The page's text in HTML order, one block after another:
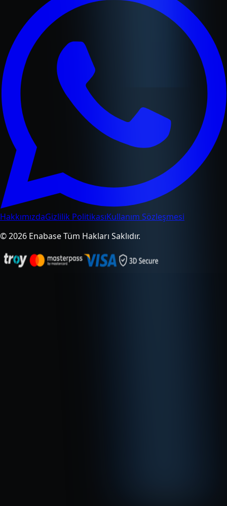
HakkımızdaGizlilik PolitikasıKullanım Sözleşmesi
© 2026 Enabase Tüm Hakları Saklıdır.